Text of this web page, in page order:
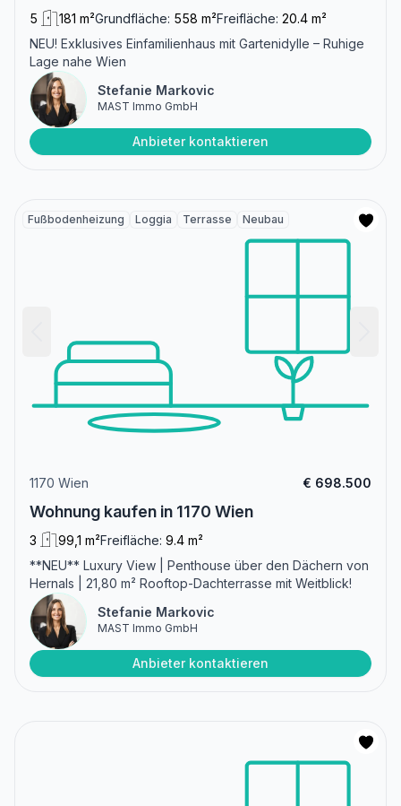
5 181 m²Grundfläche: 558 m²Freifläche: 20.4 m²
NEU! Exklusives Einfamilienhaus mit Gartenidylle – Ruhige
Lage nahe Wien
Stefanie Markovic
MAST Immo GmbH
Anbieter kontaktieren
Fußbodenheizung Loggia Terrasse Neubau
1170 Wien € 698.500
Wohnung kaufen in 1170 Wien
3 99,1 m²Freifläche: 9.4 m²
**NEU** Luxury View | Penthouse über den Dächern von
Hernals | 21,80 m² Rooftop-Dachterrasse mit Weitblick!
Stefanie Markovic
MAST Immo GmbH
Anbieter kontaktieren